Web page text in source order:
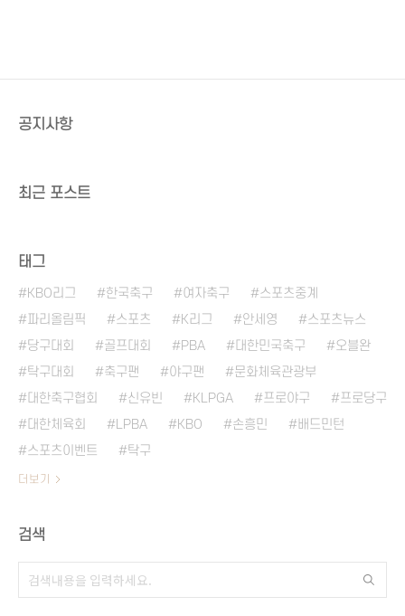
공지사항
최근 포스트
태그
KBO리그 한국축구 여자축구
스포츠중계
파리올림픽
스포츠 K리그 안세영
스포츠뉴스
당구대회
골프대회 PBA 대한민국축구
오블완
탁구대회
축구팬 야구팬
문화체육관광부
대한축구협회
신유빈 KLPGA 프로야구
프로당구
대한체육회
LPBA KBO 손흥민
배드민턴
스포츠이벤트
탁구
더보기
검색